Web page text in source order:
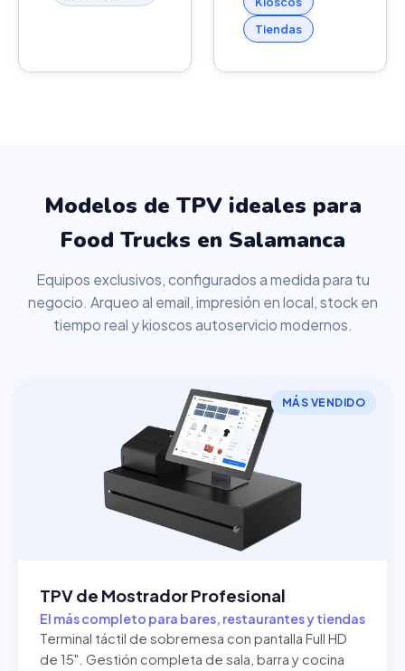
Tiendas
Modelos de TPV ideales para
Food Trucks en Salamanca
Equipos exclusivos, configurados a medida para tu
negocio. Arqueo al email, impresión en local, stock en
tiempo real y kioscos autoservicio modernos.
MÁS VENDIDO
TPV de Mostrador Profesional
El más completo para bares, restaurantes y tiendas
Terminal táctil de sobremesa con pantalla Full HD
de 15". Gestión completa de sala, barra y cocina